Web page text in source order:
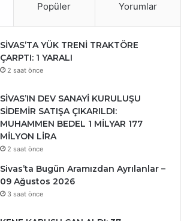
Popüler Yorumlar
SİVAS’TA YÜK TRENİ TRAKTÖRE
ÇARPTI: 1 YARALI
2 saat önce
SİVAS’IN DEV SANAYİ KURULUŞU
SİDEMİR SATIŞA ÇIKARILDI:
MUHAMMEN BEDEL 1 MİLYAR 177
MİLYON LİRA
2 saat önce
Sivas’ta Bugün Aramızdan Ayrılanlar –
09 Ağustos 2026
3 saat önce